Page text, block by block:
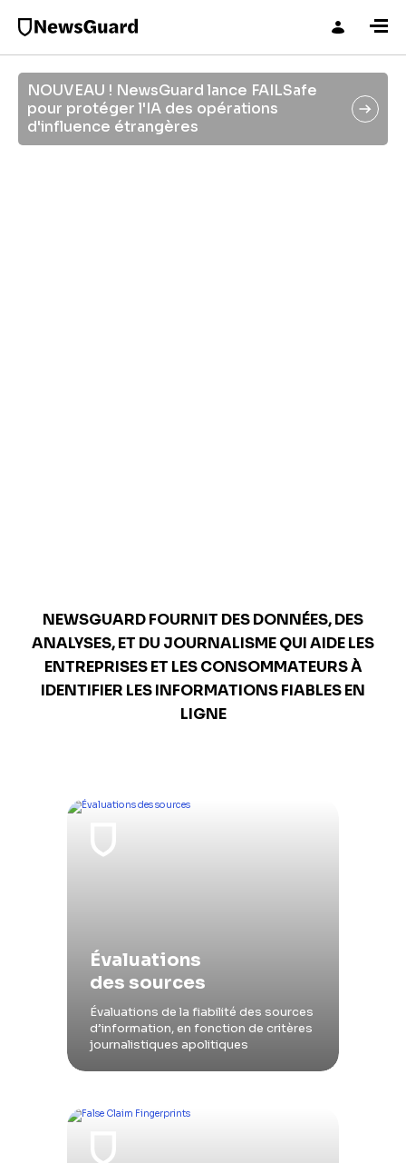
NOUVEAU ! NewsGuard lance FAILSafe
pour protéger l'IA des opérations
d'influence étrangères
Get Reality Check, our newsletter about
how misinformation spreads.
NEWSGUARD FOURNIT DES DONNÉES, DES
ANALYSES, ET DU JOURNALISME QUI AIDE LES
ENTREPRISES ET LES CONSOMMATEURS À
IDENTIFIER LES INFORMATIONS FIABLES EN
LIGNE
Évaluations
des sources
Évaluations de la fiabilité des sources
d’information, en fonction de critères
journalistiques apolitiques